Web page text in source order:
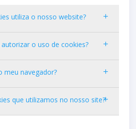
utiliza o nosso website?
o uso de cookies?
meu navegador?
que utilizamos no nosso site?